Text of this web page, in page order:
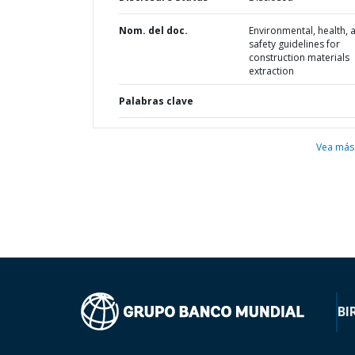
Nom. del doc.
Environmental, health,
safety guidelines for
construction materials
extraction
Palabras clave
Vea más